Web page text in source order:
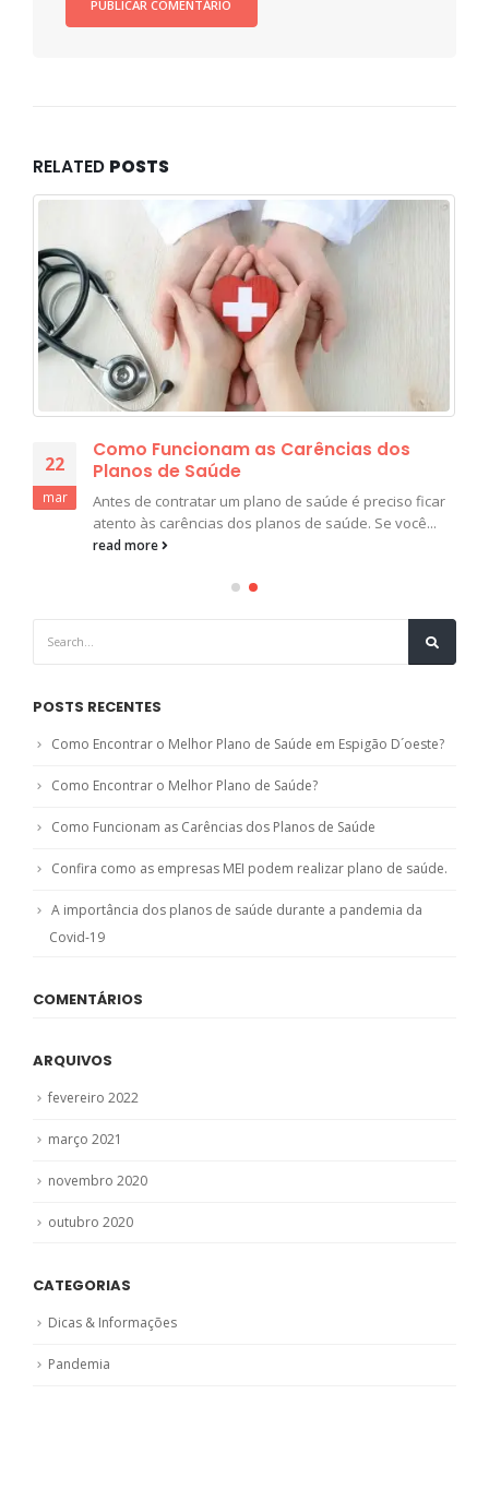
RELATED POSTS
22
mar
Como Funcionam as Carências dos
Planos de Saúde
Antes de contratar um plano de saúde é preciso ficar
atento às carências dos planos de saúde. Se você...
read more
POSTS RECENTES
Como Encontrar o Melhor Plano de Saúde em Espigão D´oeste?
Como Encontrar o Melhor Plano de Saúde?
Como Funcionam as Carências dos Planos de Saúde
Confira como as empresas MEI podem realizar plano de saúde.
A importância dos planos de saúde durante a pandemia da
Covid-19
COMENTÁRIOS
ARQUIVOS
fevereiro 2022
março 2021
novembro 2020
outubro 2020
CATEGORIAS
Dicas & Informações
Pandemia